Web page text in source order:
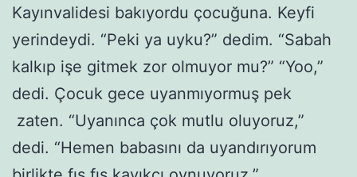
Kayınvalidesi bakıyordu çocuğuna. Keyfi
yerindeydi. “Peki ya uyku?” dedim. “Sabah
kalkıp işe gitmek zor olmuyor mu?” “Yoo,”
dedi. Çocuk gece uyanmıyormuş pek
zaten. “Uyanınca çok mutlu oluyoruz,”
dedi. “Hemen babasını da uyandırıyorum